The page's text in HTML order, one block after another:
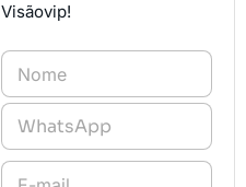
Visãovip!
N
m
*
T
l
eE